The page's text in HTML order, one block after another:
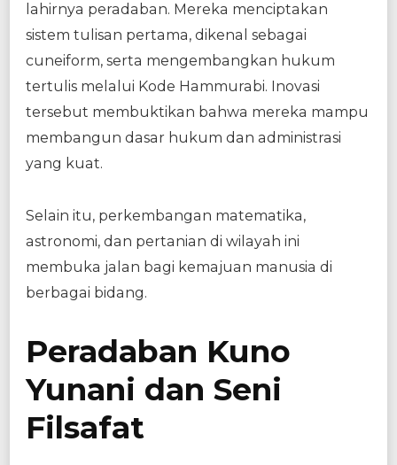
lahirnya peradaban. Mereka menciptakan
sistem tulisan pertama, dikenal sebagai
cuneiform, serta mengembangkan hukum
tertulis melalui Kode Hammurabi. Inovasi
tersebut membuktikan bahwa mereka mampu
membangun dasar hukum dan administrasi
yang kuat.
Selain itu, perkembangan matematika,
astronomi, dan pertanian di wilayah ini
membuka jalan bagi kemajuan manusia di
berbagai bidang.
Peradaban Kuno
Yunani dan Seni
Filsafat